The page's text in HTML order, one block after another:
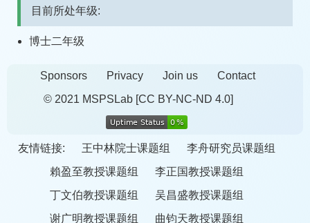
目前所处年级:
博士二年级
Sponsors Privacy Join us
Contact
© 2021 MSPSLab [CC BY-NC-ND 4.0]
友情链接: 王中林院士课题组
李舟研究员课题组
賴盈至教授课题组
李正国教授课题组
丁文伯教授课题组
吴昌盛教授课题组
谢广明教授课题组
曲钧天教授课题组